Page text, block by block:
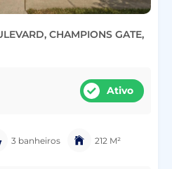
CHAMPIONS GATE,
Ativo
3 banheiros 212 M²